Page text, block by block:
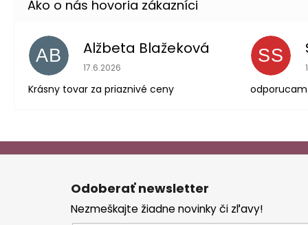
AB Alžbeta Blažeková
Hodnotenie obchodu je 5 z 5 hviezdičiek.
17.6.2026
Krásny tovar za priaznivé ceny
SS
odporucam
Z
Odoberať newsletter
Nezmeškajte žiadne novinky či zľavy!